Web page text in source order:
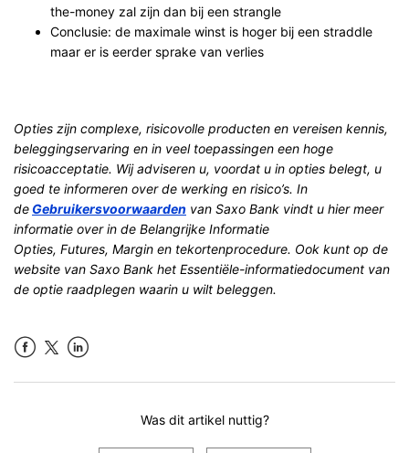
the-money zal zijn dan bij een strangle
Conclusie: de maximale winst is hoger bij een straddle
maar er is eerder sprake van verlies
Opties zijn complexe, risicovolle producten en vereisen kennis,
beleggingservaring en in veel toepassingen een hoge
risicoacceptatie. Wij adviseren u, voordat u in opties belegt, u
goed te informeren over de werking en risico’s. In
deGebruikersvoorwaarden van Saxo Bank vindt u hier meer
informatie over in de Belangrijke Informatie
Opties, Futures, Margin en tekortenprocedure. Ook kunt op de
website van Saxo Bank het Essentiële-informatiedocument van
de optie raadplegen waarin u wilt beleggen.
Was dit artikel nuttig?